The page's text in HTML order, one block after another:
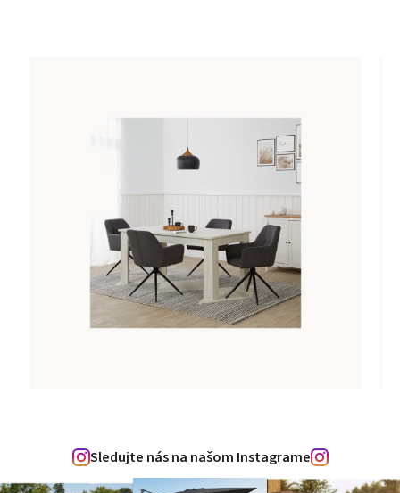
Sledujte nás na našom Instagrame